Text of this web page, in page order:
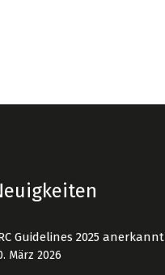
Guidelines 2025 anerkannt
März 2026